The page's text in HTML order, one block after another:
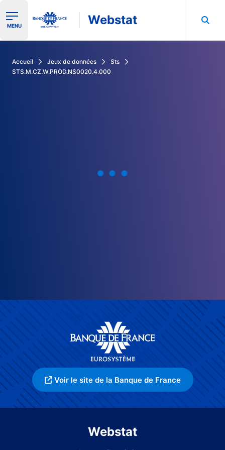
Ouvrir le menu de navigation
MENU Webstat
Accueil Jeux de données
Sts
STS.M.CZ.W.PROD.NS0020.4.000
Voir le site de la Banque de France
Webstat